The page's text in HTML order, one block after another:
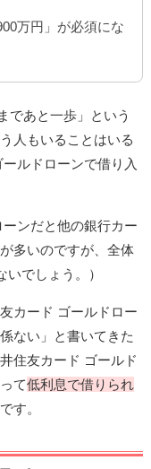
万円」が必須にな
であと一歩」という
人もいることはいる
ルドローンで借り入
ーンだと他の銀行カー
多いのですが、全体
でしょう。）
カード ゴールドロー
ない」と書いてきた
住友カード ゴールド
て低利息で借りられ
す。